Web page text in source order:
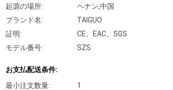
起源の場所:
ヘナン,中国
ブランド名:
TAIGUO
証明:
CE、EAC、SGS
モデル番号:
SZS
お支払配送条件:
最小注文数量:
1